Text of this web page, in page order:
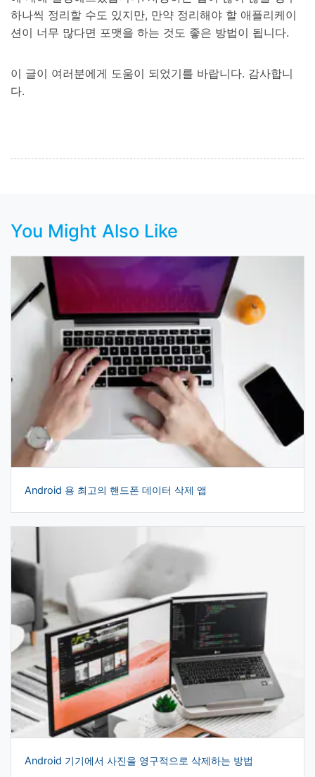
하나씩 정리할 수도 있지만, 만약 정리해야 할 애플리케이
션이 너무 많다면 포맷을 하는 것도 좋은 방법이 됩니다.
이 글이 여러분에게 도움이 되었기를 바랍니다. 감사합니
다.
You Might Also Like
Android 용 최고의 핸드폰 데이터 삭제 앱
Android 기기에서 사진을 영구적으로 삭제하는 방법